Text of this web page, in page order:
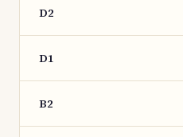
D2
D1
B2